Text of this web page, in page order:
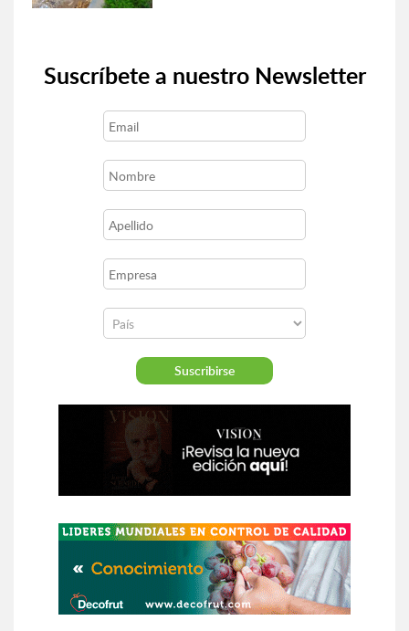
Suscríbete a nuestro Newsletter